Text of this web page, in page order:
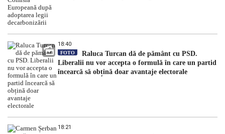
18:40
FOTO
Raluca Turcan dă de pământ cu PSD.
Liberalii nu vor accepta o formulă în care un partid
încearcă să obțină doar avantaje electorale
18:21